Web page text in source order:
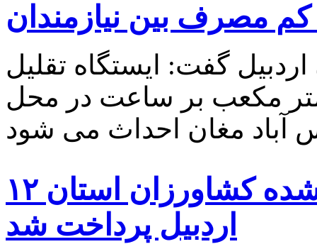
مصرف بین نیازمندان
گفت: ایستگاه تقلیل
ظرفیت ۲۰۰هزار متر مکعب بر ساعت در محل
۱۲ درصد بهای گندم خریداری شده کشاورزان استان
اردبیل پرداخت شد